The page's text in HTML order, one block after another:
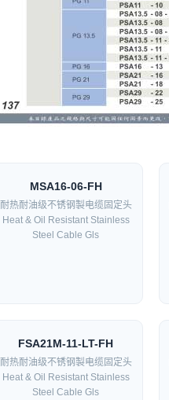
MSA16-06-FH
耐热耐油级不锈钢製电缆固定头
Heat & Oil Resistant Stainless
Steel Cable Gls
FSA21M-11-LT-FH
耐热耐油级不锈钢製电缆固定头
Heat & Oil Resistant Stainless
Steel Cable Gls